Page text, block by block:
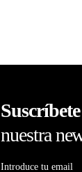
nuestra